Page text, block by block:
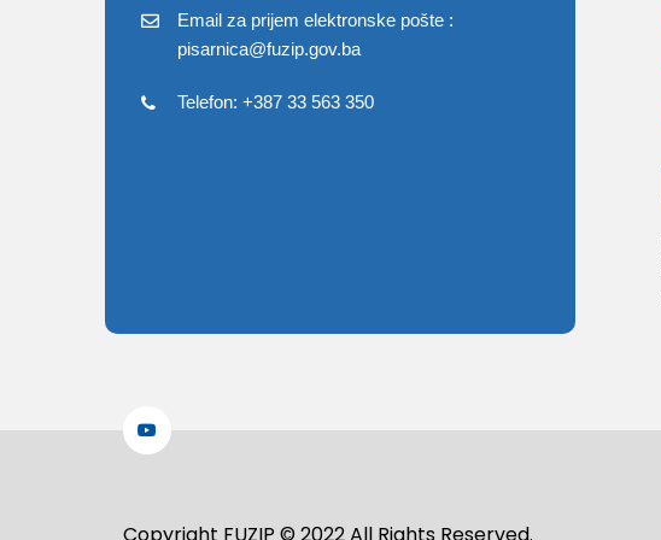
Email za prijem elektronske pošte :
pisarnica@fuzip.gov.ba
Telefon: +387 33 563 350